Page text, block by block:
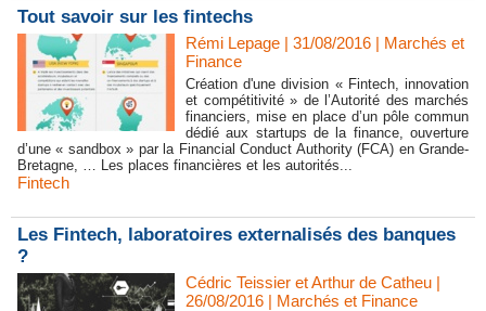
Tout savoir sur les fintechs
Rémi Lepage | 31/08/2016 | Marchés et
Finance
Création d'une division « Fintech, innovation
et compétitivité » de l’Autorité des marchés
financiers, mise en place d’un pôle commun
dédié aux startups de la finance, ouverture
d’une « sandbox » par la Financial Conduct Authority (FCA) en Grande-
Bretagne, … Les places financières et les autorités...
Fintech
​Les Fintech, laboratoires externalisés des banques
?
Cédric Teissier et Arthur de Catheu |
26/08/2016 | Marchés et Finance